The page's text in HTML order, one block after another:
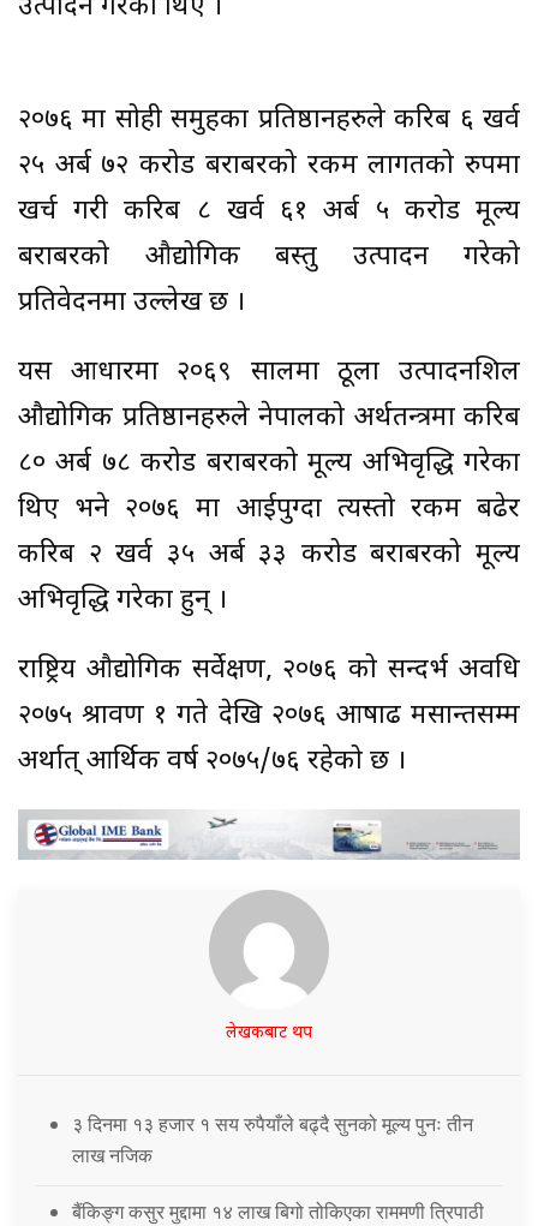
उत्पादन गरेका थिए ।
२०७६ मा सोही समुहका प्रतिष्ठानहरुले करिब ६ खर्व
२५ अर्ब ७२ करोड बराबरको रकम लागतको रुपमा
खर्च गरी करिब ८ खर्व ६१ अर्ब ५ करोड मूल्य
बराबरको औद्योगिक बस्तु उत्पादन गरेको
प्रतिवेदनमा उल्लेख छ ।
यस आधारमा २०६९ सालमा ठूला उत्पादनशिल
औद्योगिक प्रतिष्ठानहरुले नेपालको अर्थतन्त्रमा करिब
८० अर्ब ७८ करोड बराबरको मूल्य अभिवृद्धि गरेका
थिए भने २०७६ मा आईपुग्दा त्यस्तो रकम बढेर
करिब २ खर्व ३५ अर्ब ३३ करोड बराबरको मूल्य
अभिवृद्धि गरेका हुन् ।
राष्ट्रिय औद्योगिक सर्वेक्षण, २०७६ को सन्दर्भ अवधि
२०७५ श्रावण १ गते देखि २०७६ आषाढ मसान्तसम्म
अर्थात् आर्थिक वर्ष २०७५/७६ रहेको छ ।
लेखकबाट थप
३ दिनमा १३ हजार १ सय रुपैयाँले बढ्दै सुनको मूल्य पुनः तीन
लाख नजिक
बैंकिङ्ग कसुर मुद्दामा १४ लाख बिगो तोकिएका राममणी त्रिपाठी